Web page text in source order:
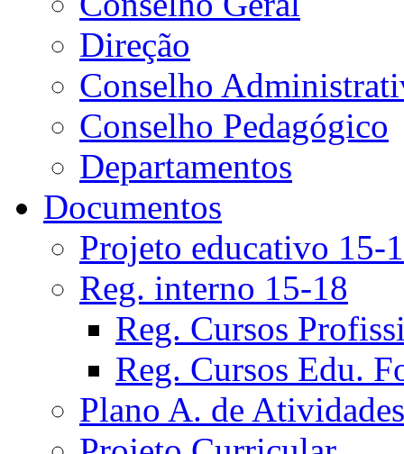
Direção
Conselho
Conselho Pedagógico
Departamentos
Documentos
Projeto educativo 15-
Reg. interno 15-18
Reg. Cursos
Reg. Cursos Edu.
Plano A. de Atividades